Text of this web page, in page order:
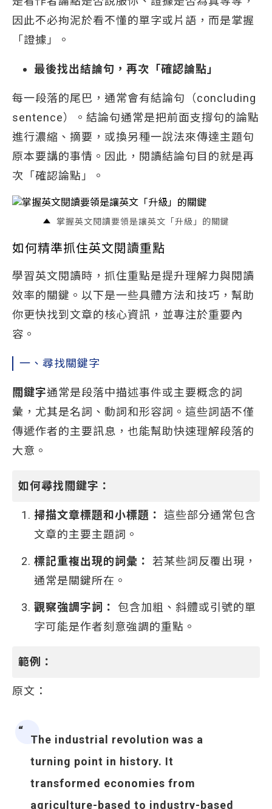
因此不必拘泥於看不懂的單字或片語，而是掌握
「證據」。
最後找出結論句，再次「確認論點」
每一段落的尾巴，通常會有結論句（concluding
sentence）。結論句通常是把前面支撐句的論點
進行濃縮、摘要，或換另種一說法來傳達主題句
原本要講的事情。因此，閱讀結論句目的就是再
次「確認論點」。
掌握英文閱讀要領是讓英文「升級」的關鍵
如何精準抓住英文閱讀重點
學習英文閱讀時，抓住重點是提升理解力與閱讀
效率的關鍵。以下是一些具體方法和技巧，幫助
你更快找到文章的核心資訊，並專注於重要內
容。
一、尋找關鍵字
關鍵字通常是段落中描述事件或主要概念的詞
彙，尤其是名詞、動詞和形容詞。這些詞語不僅
傳遞作者的主要訊息，也能幫助快速理解段落的
大意。
如何尋找關鍵字：
掃描文章標題和小標題：
這些部分通常包含
文章的主要主題詞。
標記重複出現的詞彙：
若某些詞反覆出現，
通常是關鍵所在。
觀察強調字詞：
包含加粗、斜體或引號的單
字可能是作者刻意強調的重點。
範例：
原文：
The industrial revolution was a
turning point in history. It
transformed economies from
agriculture-based to industry-based